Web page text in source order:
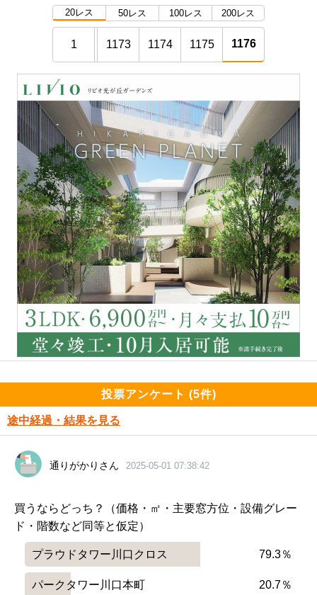
20レス 50レス 100レス 200レス
1 1173 1174 1175 1176
投票アンケート (5件)
途中経過・結果を見る
通りがかりさん 2025-05-01 07:38:42
買うならどっち？（価格・㎡・主要窓方位・設備グレー
ド・階数など同等と仮定）
プラウドタワー川口クロス 79.3％
パークタワー川口本町 20.7％